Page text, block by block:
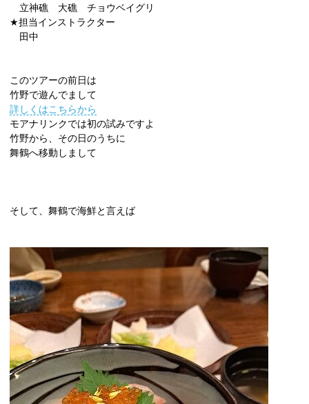
立神礁 大礁 チョウベイグリ
★担当インストラクター
田中
このツアーの前日は
竹野で遊んでまして
詳しくはこちらから
モアナリンクでは初の試みですよ
竹野から、その日のうちに
舞鶴へ移動しまして
そして、舞鶴で海鮮と言えば